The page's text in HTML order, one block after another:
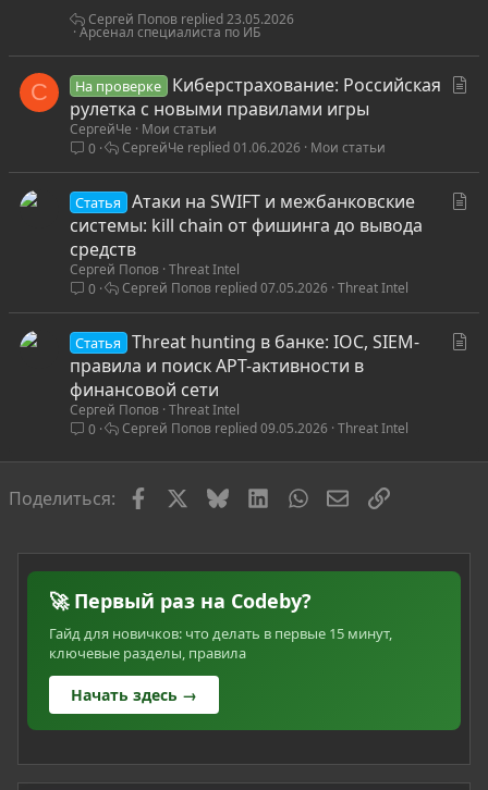
Арсенал специалиста по ИБ
23.05.2026
Сергей Попов
С
ь
На проверке
Киберстрахование: Российская
рулетка с новыми правилами игры
СергейЧе
Мои статьи
0
Мои статьи
01.06.2026
СергейЧе
я
Статья
Атаки на SWIFT и межбанковские
системы: kill chain от фишинга до вывода
средств
Сергей Попов Threat Intel
0
Threat Intel
07.05.2026
Сергей Попов
я
Статья
Threat hunting в банке: IOC, SIEM-
правила и поиск APT-активности в
финансовой сети
Сергей Попов Threat Intel
0
Threat Intel
09.05.2026
Сергей Попов
Поделиться: FacebookBlueskyLinkedInWhatsAppЭлектронная
Ссылка
🚀 Первый раз на Codeby?
Гайд для новичков: что делать в первые 15 минут,
ключевые разделы, правила
Начать здесь →